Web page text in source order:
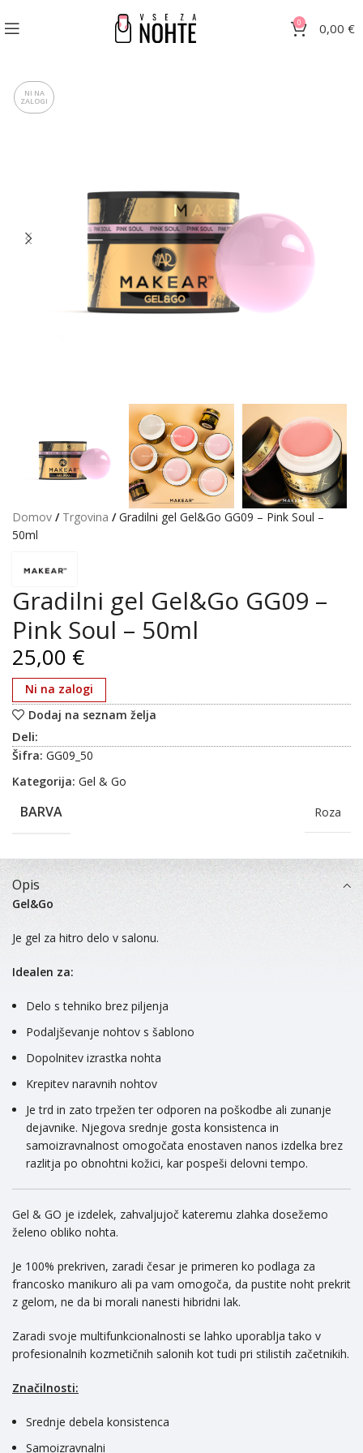
0 0,00 €
NI NA
ZALOGI
Domov / Trgovina / Gradilni gel Gel&Go GG09 – Pink Soul –
50ml
Gradilni gel Gel&Go GG09 –
Pink Soul – 50ml
€
Ni na zalogi
Dodaj na seznam želja
Deli:
Šifra: GG09_50
Kategorija: Gel & Go
BARVA Roza
Opis
Gel&Go
Je gel za hitro delo v salonu.
Idealen za:
Delo s tehniko brez piljenja
Podaljševanje nohtov s šablono
Dopolnitev izrastka nohta
Krepitev naravnih nohtov
Je trd in zato trpežen ter odporen na poškodbe ali zunanje
dejavnike. Njegova srednje gosta konsistenca in
samoizravnalnost omogočata enostaven nanos izdelka brez
razlitja po obnohtni kožici, kar pospeši delovni tempo.
Gel & GO je izdelek, zahvaljujoč kateremu zlahka dosežemo
želeno obliko nohta.
Je 100% prekriven, zaradi česar je primeren ko podlaga za
francosko manikuro ali pa vam omogoča, da pustite noht prekrit
z gelom, ne da bi morali nanesti hibridni lak.
Zaradi svoje multifunkcionalnosti se lahko uporablja tako v
profesionalnih kozmetičnih salonih kot tudi pri stilistih začetnikih.
Značilnosti:
Srednje debela konsistenca
Samoizravnalni